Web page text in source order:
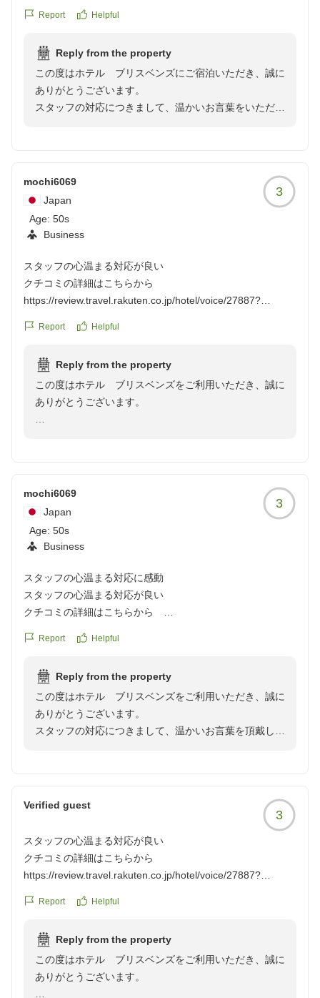
ました。
reviewId=33123478322683
Report Helpful
Reply from the property
この度はホテル ブリスベンズにご宿泊いただき、誠に
ありがとうございます。
スタッフの対応につきまして、温かいお言葉をいただき
びに業務の改善に努力させて頂きます。
また宮崎へお越しの際は、ぜひ当ホテルをご利用くださ
い。お客様のまたのお越しをスタッフ一同心よりお待ち
しております。
ホテル ブリスベンズ スタッフ一同
mochi6069
Japan
Age: 50s
Business
3
スタッフの心温まる対応が良い
クチコミの詳細はこちらから
https://review.travel.rakuten.co.jp/hotel/voice/27887?
Report Helpful
Reply from the property
この度はホテル ブリスベンズをご利用いただき、誠に
ありがとうございます。
この度お客様より頂戴した貴重なお言葉を胸に刻み、よ
り多くのお客様方にご満足頂けます様、更なるサービス
の向上並びに設備面等の諸課題の解決に心を尽くして参
る決意でございます。
設にて再びお目にかかれます事を心よりお待ち申し上げ
ております。
mochi6069
Japan
Age: 50s
Business
3
スタッフの心温まる対応に感動
スタッフの心温まる対応が良い
クチコミの詳細はこちらから
reviewId=33123478322680
Report Helpful
Reply from the property
この度はホテル ブリスベンズをご利用いただき、誠に
ありがとうございます。
スタッフの対応につきまして、温かいお言葉を頂戴し大
設にて再びお目にかかれます事を心よりお待ち申し上げ
Verified guest
3
スタッフの心温まる対応が良い
クチコミの詳細はこちらから
https://review.travel.rakuten.co.jp/hotel/voice/27887?
Report Helpful
Reply from the property
この度はホテル ブリスベンズをご利用いただき、誠に
ありがとうございます。